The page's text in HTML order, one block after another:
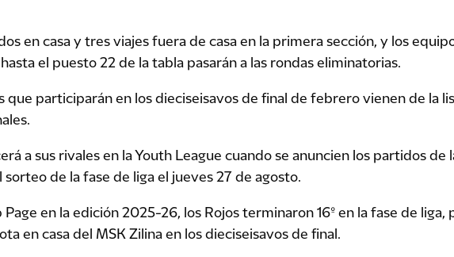
en casa y tres viajes fuera de casa en la primera sección, y los
el puesto 22 de la tabla pasarán a las rondas eliminatorias.
que participarán en los dieciseisavos de final de febrero vienen de la
a sus rivales en la Youth League cuando se anuncien los partidos de
de la fase de liga el jueves 27 de agosto.
en la edición 2025-26, los Rojos terminaron 16º en la fase de liga,
en casa del MSK Zilina en los dieciseisavos de final.